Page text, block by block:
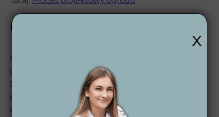
Projekt ogrodu w Węglińcu
W
które harmonijnie łączą piękno z funkcjonalnością.
Dzięki wizualizacjom 3D i nowoczesnym
systemom automatyki, masz pewność, że Twój
ogród będzie dopasowany do Twoich potrzeb i
x